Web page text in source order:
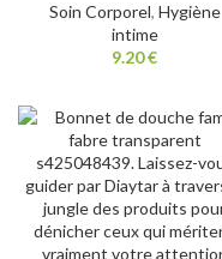
Soin Corporel, Hygiène
intime
9.20€